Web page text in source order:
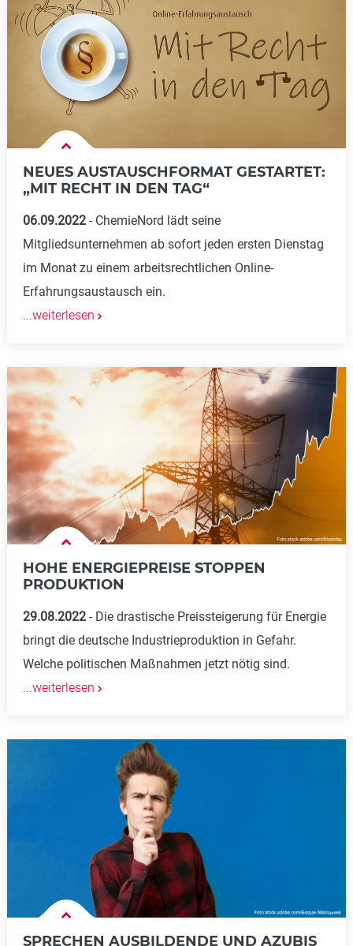
NEUES AUSTAUSCHFORMAT GESTARTET:
„MIT RECHT IN DEN TAG“
06.09.2022
ChemieNord lädt seine
Mitgliedsunternehmen ab sofort jeden ersten Dienstag
im Monat zu einem arbeitsrechtlichen Online-
Erfahrungsaustausch ein.
...weiterlesen
HOHE ENERGIEPREISE STOPPEN
PRODUKTION
29.08.2022
Die drastische Preissteigerung für Energie
bringt die deutsche Industrieproduktion in Gefahr.
Welche politischen Maßnahmen jetzt nötig sind.
...weiterlesen
SPRECHEN AUSBILDENDE UND AZUBIS